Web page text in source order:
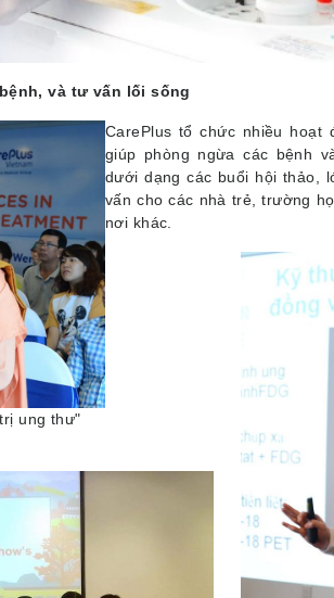
và tư vấn lối sống
ung thư"
CarePlus tổ chức nhiều hoạt
giúp phòng ngừa các bệnh
dưới dạng các buổi hội thảo,
vấn cho các nhà trẻ, trường
nơi khác.